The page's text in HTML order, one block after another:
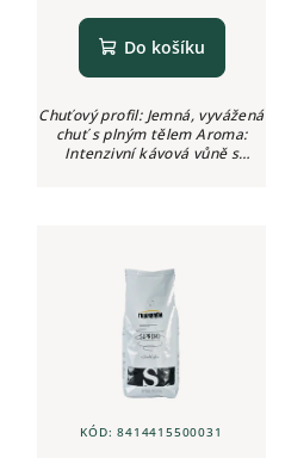
Do košíku
Chuťový profil: Jemná, vyvážená
chuť s plným tělem Aroma:
Intenzivní kávová vůně s
KÓD:8414415500031